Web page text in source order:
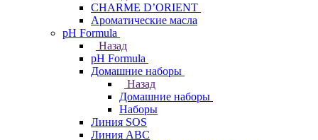
CHARME D’ORIENT
Ароматические масла
pH Formula
Назад
pH Formula
Домашние наборы
Назад
Домашние наборы
Наборы
Линия SOS
Линия АВС